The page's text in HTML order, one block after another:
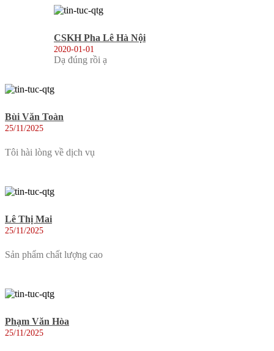
CSKH Pha Lê Hà Nội
2020-01-01
Dạ đúng rồi ạ
Bùi Văn Toàn
25/11/2025
Tôi hài lòng về dịch vụ
Lê Thị Mai
25/11/2025
Sản phẩm chất lượng cao
Phạm Văn Hòa
25/11/2025